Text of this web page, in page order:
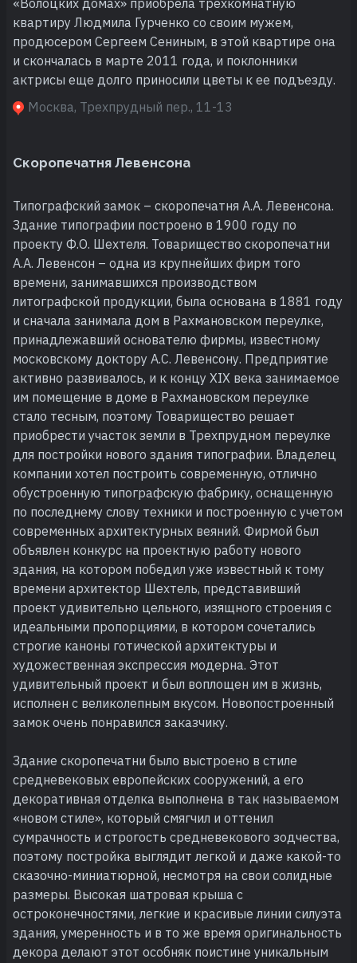
квартиру Людмила Гурченко со своим мужем,
продюсером Сергеем Сениным, в этой квартире она
и скончалась в марте 2011 года, и поклонники
актрисы еще долго приносили цветы к ее подъезду.
Москва, Трехпрудный пер., 11-13
Скоропечатня Левенсона
Типографский замок – скоропечатня А.А. Левенсона.
Здание типографии построено в 1900 году по
проекту Ф.О. Шехтеля. Товарищество скоропечатни
А.А. Левенсон – одна из крупнейших фирм того
времени, занимавшихся производством
литографской продукции, была основана в 1881 году
и сначала занимала дом в Рахмановском переулке,
принадлежавший основателю фирмы, известному
московскому доктору А.С. Левенсону. Предприятие
активно развивалось, и к концу XIX века занимаемое
им помещение в доме в Рахмановском переулке
стало тесным, поэтому Товарищество решает
приобрести участок земли в Трехпрудном переулке
для постройки нового здания типографии. Владелец
компании хотел построить современную, отлично
обустроенную типографскую фабрику, оснащенную
по последнему слову техники и построенную с учетом
современных архитектурных веяний. Фирмой был
объявлен конкурс на проектную работу нового
здания, на котором победил уже известный к тому
времени архитектор Шехтель, представивший
проект удивительно цельного, изящного строения с
идеальными пропорциями, в котором сочетались
строгие каноны готической архитектуры и
художественная экспрессия модерна. Этот
удивительный проект и был воплощен им в жизнь,
исполнен с великолепным вкусом. Новопостроенный
замок очень понравился заказчику.
Здание скоропечатни было выстроено в стиле
средневековых европейских сооружений, а его
декоративная отделка выполнена в так называемом
«новом стиле», который смягчил и оттенил
сумрачность и строгость средневекового зодчества,
поэтому постройка выглядит легкой и даже какой-то
сказочно-миниатюрной, несмотря на свои солидные
размеры. Высокая шатровая крыша с
остроконечностями, легкие и красивые линии силуэта
здания, умеренность и в то же время оригинальность
декора делают этот особняк поистине уникальным